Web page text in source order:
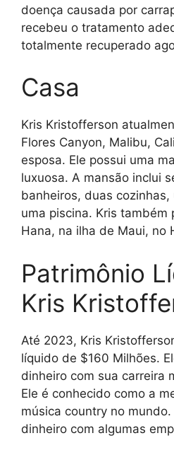
doença causada por
recebeu o tratamento
totalmente recuperado
Casa
Kris Kristofferson
Flores Canyon, Malibu,
esposa. Ele possui uma
luxuosa. A mansão inclui
banheiros, duas
uma piscina. Kris também
Hana, na ilha de Maui, no
Patrimônio
Kris
Até 2023, Kris
líquido de $160 Milhões.
dinheiro com sua carreira
Ele é conhecido como a
música country no
dinheiro com algumas